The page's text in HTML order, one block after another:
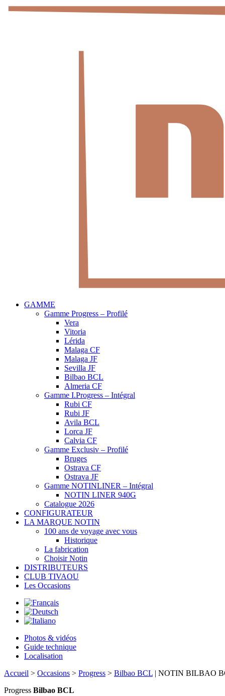
GAMME
Gamme Progress – Profilé
Vera
Vitoria
Lérida
Malaga CF
Malaga JF
Sevilla JF
Bilbao BCL
Almeria CF
Gamme I.Progress – Intégral
Rubi CF
Rubi JF
Avila BCL
Lorca JF
Calvia CF
Gamme Exclusiv – Profilé
Bruges
Ostrava CF
Ostrava JF
Gamme NOTINLINER – Intégral
NOTIN LINER 940G
Catalogue 2026
CONFIGURATEUR
LA MARQUE NOTIN
100 ans de voyage avec vous
Historique
La fabrication
Choisir Notin
DISTRIBUTEURS
CLUB TIVAOU
Les Occasions
Photos & vidéos
Guide technique
Localisation
Accueil > Occasions > Progress > Bilbao BCL | NOTIN BILBAO
Progress Bilbao BCL